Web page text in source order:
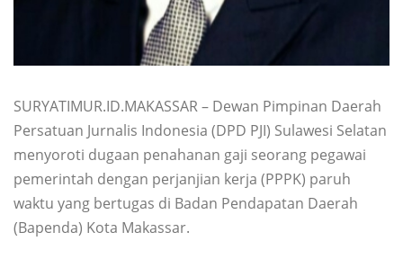
SURYATIMUR.ID.MAKASSAR – Dewan Pimpinan Daerah
Persatuan Jurnalis Indonesia (DPD PJI) Sulawesi Selatan
menyoroti dugaan penahanan gaji seorang pegawai
pemerintah dengan perjanjian kerja (PPPK) paruh
waktu yang bertugas di Badan Pendapatan Daerah
(Bapenda) Kota Makassar.